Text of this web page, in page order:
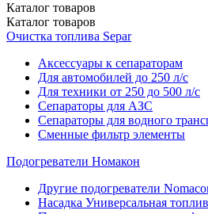
Каталог товаров
Каталог товаров
Очистка топлива Separ
Аксессуары к сепараторам
Для автомобилей до 250 л/с
Для техники от 250 до 500 л/с
Сепараторы для АЗС
Сепараторы для водного
Сменные фильтр элементы
Подогреватели Номакон
Другие подогреватели
Насадка Универсальная